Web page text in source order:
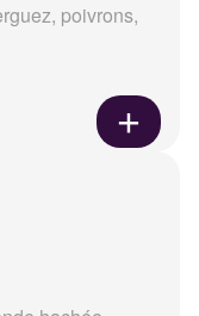
poivrons,